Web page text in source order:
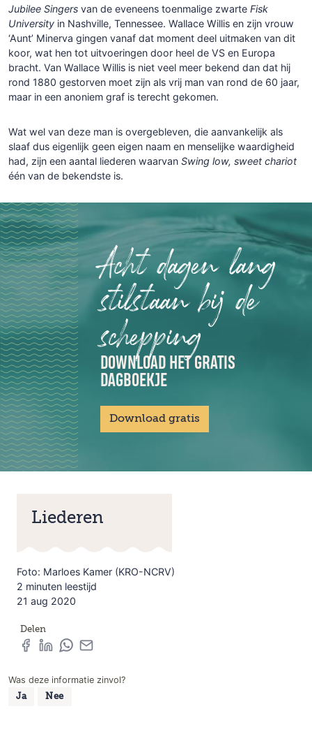
Jubilee Singers van de eveneens toenmalige zwarte Fisk
University in Nashville, Tennessee. Wallace Willis en zijn vrouw
‘Aunt’ Minerva gingen vanaf dat moment deel uitmaken van dit
koor, wat hen tot uitvoeringen door heel de VS en Europa
bracht. Van Wallace Willis is niet veel meer bekend dan dat hij
rond 1880 gestorven moet zijn als vrij man van rond de 60 jaar,
maar in een anoniem graf is terecht gekomen.
Wat wel van deze man is overgebleven, die aanvankelijk als
slaaf dus eigenlijk geen eigen naam en menselijke waardigheid
had, zijn een aantal liederen waarvan Swing low, sweet chariot
één van de bekendste is.
Acht dagen lang
stilstaan bij de
schepping
DOWNLOAD HET GRATIS
DAGBOEKJE
Download gratis
Liederen
Foto: Marloes Kamer (KRO-NCRV)
2 minuten leestijd
21 aug 2020
Delen
Was deze informatie zinvol?
Ja Nee